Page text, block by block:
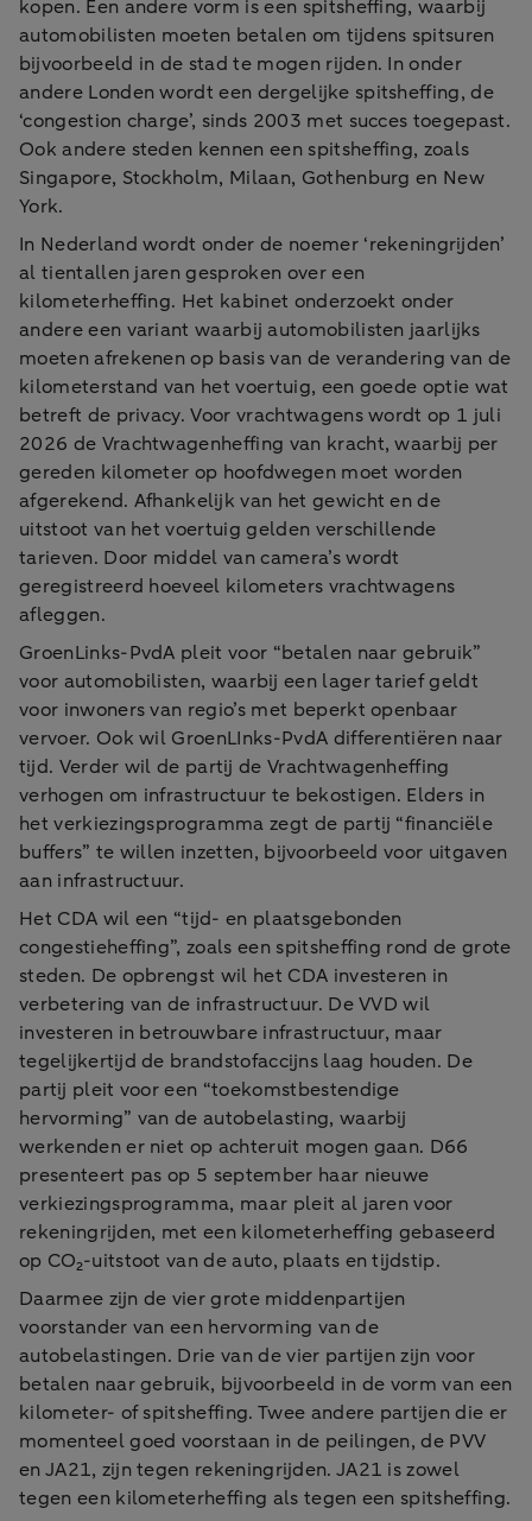
kopen. Een andere vorm is een spitsheffing, waarbij
automobilisten moeten betalen om tijdens spitsuren
bijvoorbeeld in de stad te mogen rijden. In onder
andere Londen wordt een dergelijke spitsheffing, de
‘congestion charge’, sinds 2003 met succes toegepast.
Ook andere steden kennen een spitsheffing, zoals
Singapore, Stockholm, Milaan, Gothenburg en New
York.
In Nederland wordt onder de noemer ‘rekeningrijden’
al tientallen jaren gesproken over een
kilometerheffing. Het kabinet onderzoekt onder
andere een variant waarbij automobilisten jaarlijks
moeten afrekenen op basis van de verandering van de
kilometerstand van het voertuig, een goede optie wat
betreft de privacy. Voor vrachtwagens wordt op 1 juli
2026 de Vrachtwagenheffing van kracht, waarbij per
gereden kilometer op hoofdwegen moet worden
afgerekend. Afhankelijk van het gewicht en de
uitstoot van het voertuig gelden verschillende
tarieven. Door middel van camera’s wordt
geregistreerd hoeveel kilometers vrachtwagens
afleggen.
GroenLinks-PvdA pleit voor “betalen naar gebruik”
voor automobilisten, waarbij een lager tarief geldt
voor inwoners van regio’s met beperkt openbaar
vervoer. Ook wil GroenLInks-PvdA differentiëren naar
tijd. Verder wil de partij de Vrachtwagenheffing
verhogen om infrastructuur te bekostigen. Elders in
het verkiezingsprogramma zegt de partij “financiële
buffers” te willen inzetten, bijvoorbeeld voor uitgaven
aan infrastructuur.
Het CDA wil een “tijd- en plaatsgebonden
congestieheffing”, zoals een spitsheffing rond de grote
steden. De opbrengst wil het CDA investeren in
verbetering van de infrastructuur. De VVD wil
investeren in betrouwbare infrastructuur, maar
tegelijkertijd de brandstofaccijns laag houden. De
partij pleit voor een “toekomstbestendige
hervorming” van de autobelasting, waarbij
werkenden er niet op achteruit mogen gaan. D66
presenteert pas op 5 september haar nieuwe
verkiezingsprogramma, maar pleit al jaren voor
rekeningrijden, met een kilometerheffing gebaseerd
op CO₂-uitstoot van de auto, plaats en tijdstip.
Daarmee zijn de vier grote middenpartijen
voorstander van een hervorming van de
autobelastingen. Drie van de vier partijen zijn voor
betalen naar gebruik, bijvoorbeeld in de vorm van een
kilometer- of spitsheffing. Twee andere partijen die er
momenteel goed voorstaan in de peilingen, de PVV
en JA21, zijn tegen rekeningrijden. JA21 is zowel
tegen een kilometerheffing als tegen een spitsheffing.